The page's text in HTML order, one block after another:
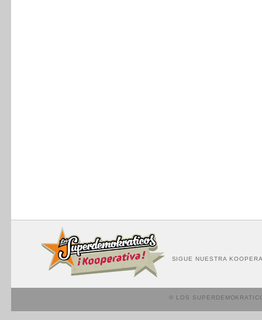
SIGUE NUESTRA
© LOS